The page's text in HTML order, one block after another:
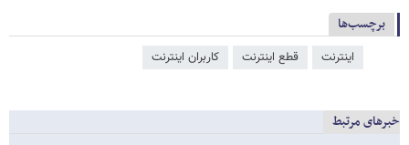
برچسب‌ها
اینترنت قطع اینترنت کاربران اینترنت
خبرهای مرتبط